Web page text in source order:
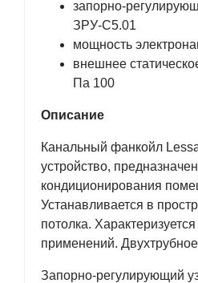
запорно-
ЗРУ-С5.01
мощность
внешнее
Па 100
Описание
Канальный фанкойл
устройство,
кондиционирования
Устанавливается в
потолка.
применений.
Запорно-регулирующий